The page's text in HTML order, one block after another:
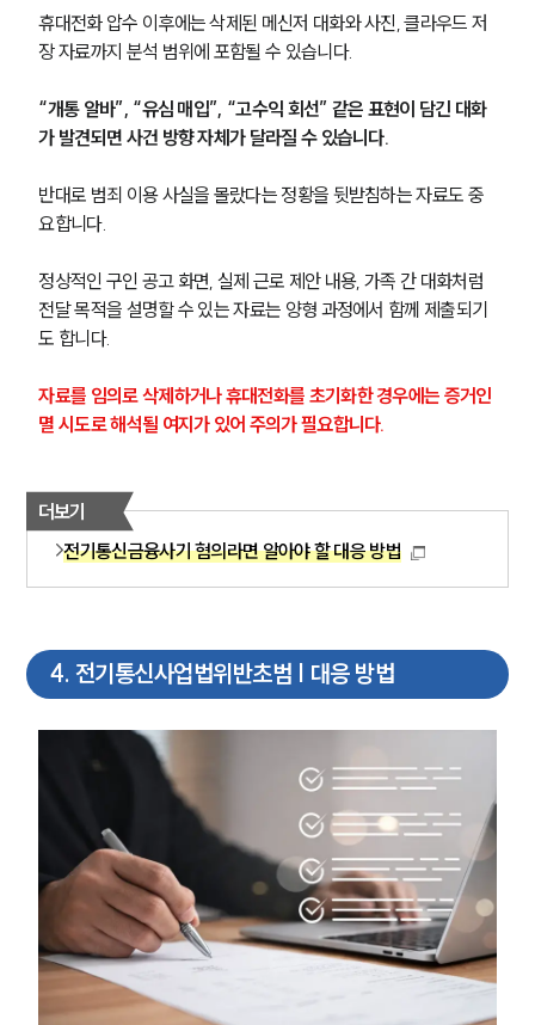
휴대전화 압수 이후에는 삭제된 메신저 대화와 사진, 클라우드 저
장 자료까지 분석 범위에 포함될 수 있습니다.
“개통 알바”, “유심 매입”, “고수익 회선” 같은 표현이 담긴 대화
가 발견되면 사건 방향 자체가 달라질 수 있습니다.
반대로 범죄 이용 사실을 몰랐다는 정황을 뒷받침하는 자료도 중
요합니다.
정상적인 구인 공고 화면, 실제 근로 제안 내용, 가족 간 대화처럼
전달 목적을 설명할 수 있는 자료는 양형 과정에서 함께 제출되기
도 합니다.
자료를 임의로 삭제하거나 휴대전화를 초기화한 경우에는 증거인
멸 시도로 해석될 여지가 있어 주의가 필요합니다.
더보기
전기통신금융사기 혐의라면 알아야 할 대응 방법
4. 전기통신사업법위반초범 | 대응 방법